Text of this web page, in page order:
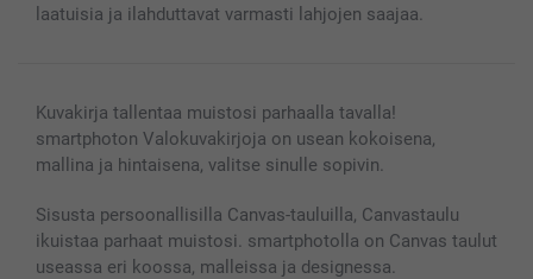
Lahjakortti
laatuisia ja ilahduttavat varmasti lahjojen saajaa.
Kuvakirja tallentaa muistosi parhaalla tavalla!
smartphoton Valokuvakirjoja on usean kokoisena,
mallina ja hintaisena, valitse sinulle sopivin.
Sisusta persoonallisilla Canvas-tauluilla, Canvastaulu
ikuistaa parhaat muistosi. smartphotolla on Canvas taulut
useassa eri koossa, malleissa ja designessa.